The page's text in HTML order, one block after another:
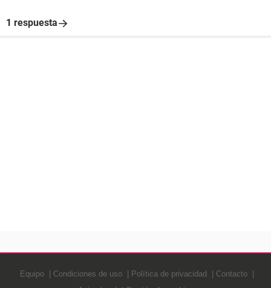
1 respuesta
Equipo Condiciones de uso Política de privacidad
Contacto